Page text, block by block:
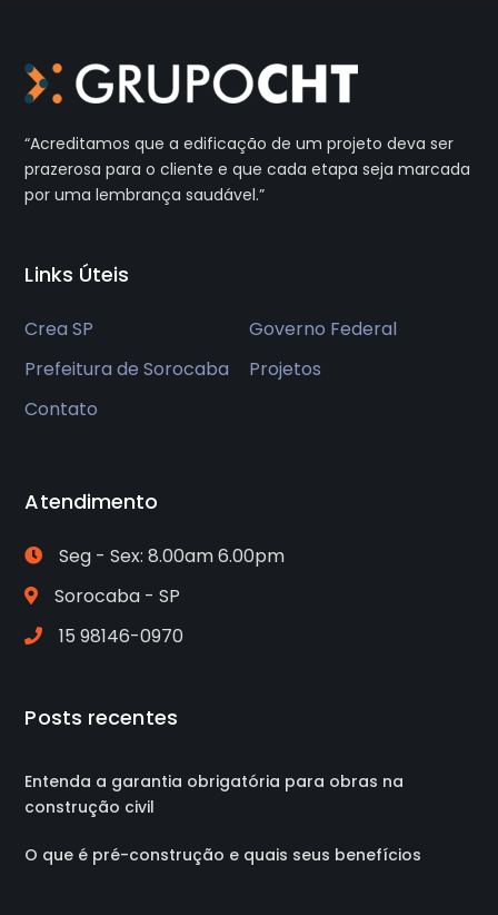
“Acreditamos que a edificação de um projeto deva ser
prazerosa para o cliente e que cada etapa seja marcada
por uma lembrança saudável.”
Links Úteis
Crea SP
Governo Federal
Prefeitura de Sorocaba
Projetos
Contato
Atendimento
Seg - Sex: 8.00am 6.00pm
Sorocaba - SP
15 98146-0970
Posts recentes
Entenda a garantia obrigatória para obras na
construção civil
O que é pré-construção e quais seus benefícios